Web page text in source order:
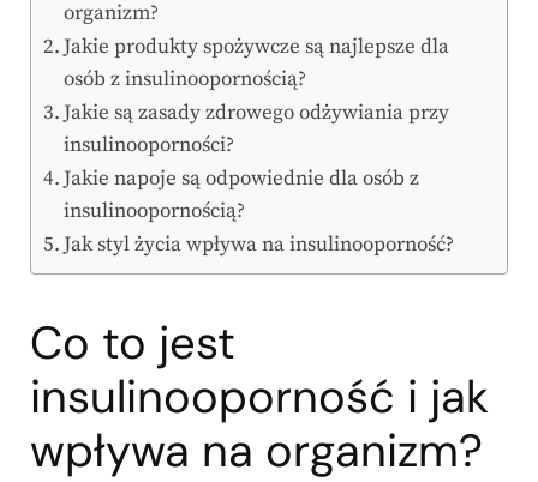
organizm?
Jakie produkty spożywcze są najlepsze dla
osób z insulinoopornością?
Jakie są zasady zdrowego odżywiania przy
insulinooporności?
Jakie napoje są odpowiednie dla osób z
insulinoopornością?
Jak styl życia wpływa na insulinooporność?
Co to jest
insulinooporność i jak
wpływa na organizm?